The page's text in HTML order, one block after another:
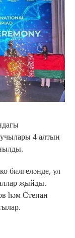
4 алтын
билгеләнде, ул
җыйды.
һәм Степан